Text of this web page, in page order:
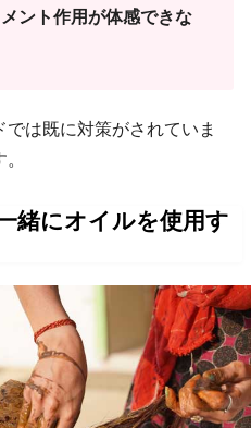
ント作用が体感できな
は既に対策がされていま
緒にオイルを使用す